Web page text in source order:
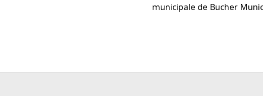
municipale de Bucher